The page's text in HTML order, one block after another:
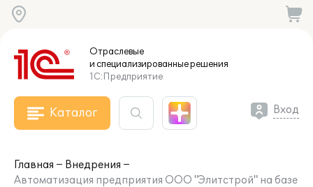
Отраслевые
и специализированныерешения
1С:Предприятие
Каталог Вход
Главная
Внедрения
Автоматизация предприятия ООО "Элитстрой" на базе